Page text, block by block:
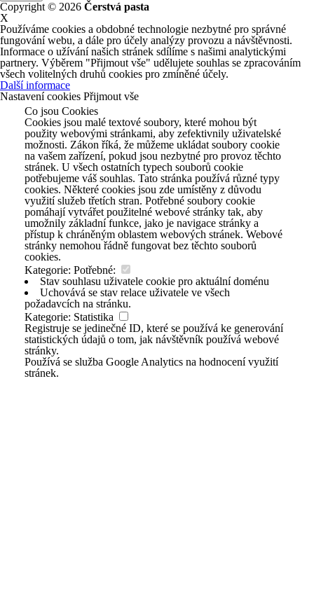
Copyright © 2026 Čerstvá pasta
X
Používáme cookies a obdobné technologie nezbytné pro správné
fungování webu, a dále pro účely analýzy provozu a návštěvnosti.
Informace o užívání našich stránek sdílíme s našimi analytickými
partnery. Výběrem "Přijmout vše" udělujete souhlas se zpracováním
všech volitelných druhů cookies pro zmíněné účely.
Další informace
Nastavení cookies Přijmout vše
Co jsou Cookies
Cookies jsou malé textové soubory, které mohou být
použity webovými stránkami, aby zefektivnily uživatelské
možnosti. Zákon říká, že můžeme ukládat soubory cookie
na vašem zařízení, pokud jsou nezbytné pro provoz těchto
stránek. U všech ostatních typech souborů cookie
potřebujeme váš souhlas. Tato stránka používá různé typy
cookies. Některé cookies jsou zde umístěny z důvodu
využití služeb třetích stran. Potřebné soubory cookie
pomáhají vytvářet použitelné webové stránky tak, aby
umožnily základní funkce, jako je navigace stránky a
přístup k chráněným oblastem webových stránek. Webové
stránky nemohou řádně fungovat bez těchto souborů
cookies.
Kategorie: Potřebné:
Stav souhlasu uživatele cookie pro aktuální doménu
Uchovává se stav relace uživatele ve všech
požadavcích na stránku.
Kategorie: Statistika
Registruje se jedinečné ID, které se používá ke generování
statistických údajů o tom, jak návštěvník používá webové
stránky.
Používá se služba Google Analytics na hodnocení využití
stránek.